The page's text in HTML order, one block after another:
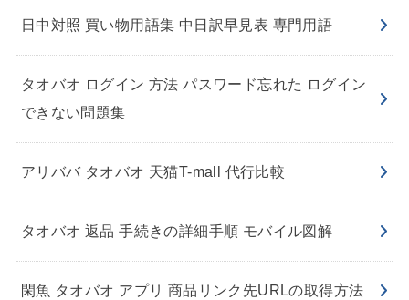
日中対照 買い物用語集 中日訳早見表 専門用語
タオバオ ログイン 方法 パスワード忘れた ログイン
できない問題集
アリババ タオバオ 天猫T-mall 代行比較
タオバオ 返品 手続きの詳細手順 モバイル図解
閑魚 タオバオ アプリ 商品リンク先URLの取得方法